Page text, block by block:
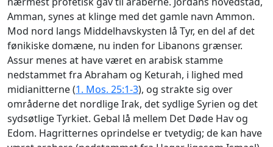
Amman, synes at klinge med det gamle navn Ammon.
Mod nord langs Middelhavskysten lå Tyr, en del af det
fønikiske domæne, nu inden for Libanons grænser.
Assur menes at have været en arabisk stamme
nedstammet fra Abraham og Keturah, i lighed med
midianitterne (1. Mos. 25:1-3), og strakte sig over
områderne det nordlige Irak, det sydlige Syrien og det
sydsøtlige Tyrkiet. Gebal lå mellem Det Døde Hav og
Edom. Hagritternes oprindelse er tvetydig; de kan have